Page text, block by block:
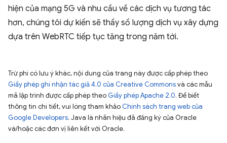
hiện của mạng 5G và nhu cầu về các dịch vụ tương tác
hơn, chúng tôi dự kiến sẽ thấy số lượng dịch vụ xây dựng
dựa trên WebRTC tiếp tục tăng trong năm tới.
Trừ phi có lưu ý khác, nội dung của trang này được cấp phép theo
Giấy phép ghi nhận tác giả 4.0 của Creative Commonsvà các mẫu
mã lập trình được cấp phép theo Giấy phép Apache 2.0. Để biết
thông tin chi tiết, vui lòng tham khảo Chính sách trang web của
Google Developers. Java là nhãn hiệu đã đăng ký của Oracle
và/hoặc các đơn vị liên kết với Oracle.